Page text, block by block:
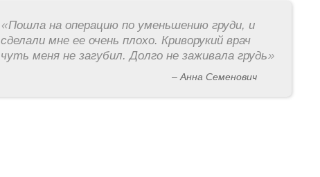
«Пошла на операцию по уменьшению груди, и
сделали мне ее очень плохо. Криворукий врач
чуть меня не загубил. Долго не заживала грудь»
– Анна Семенович